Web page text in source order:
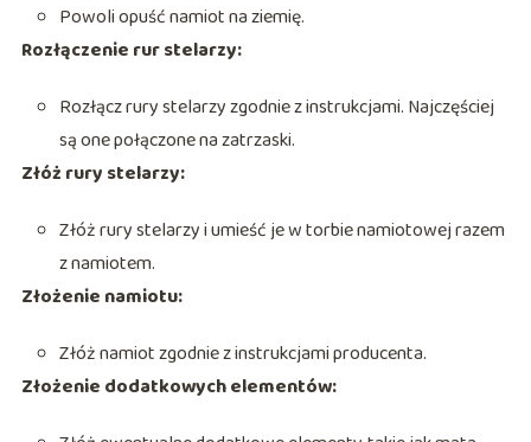
Powoli opuść namiot na ziemię.
Rozłączenie rur stelarzy:
Rozłącz rury stelarzy zgodnie z instrukcjami. Najczęściej
są one połączone na zatrzaski.
Złóż rury stelarzy:
Złóż rury stelarzy i umieść je w torbie namiotowej razem
z namiotem.
Złożenie namiotu:
Złóż namiot zgodnie z instrukcjami producenta.
Złożenie dodatkowych elementów: